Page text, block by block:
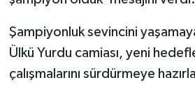
Şampiyonluk sevincini
Ülkü Yurdu camiası, yeni
çalışmalarını sürdürmeye
YAŞAM